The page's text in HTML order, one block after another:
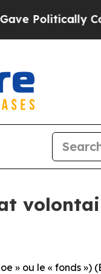
» ou le « fonds »)